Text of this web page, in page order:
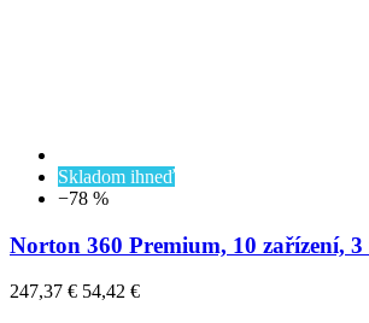
Skladom ihneď
−78 %
Norton 360 Premium, 10 zařízení,
247,37 € 54,42 €